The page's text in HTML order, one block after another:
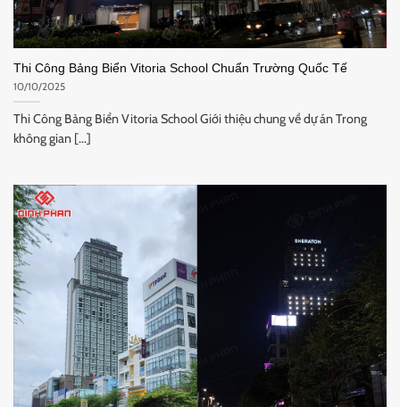
Thi Công Bảng Biển Vitoria School Chuẩn Trường Quốc Tế
10/10/2025
Thi Công Bảng Biển Vitoria School Giới thiệu chung về dự án Trong
không gian [...]